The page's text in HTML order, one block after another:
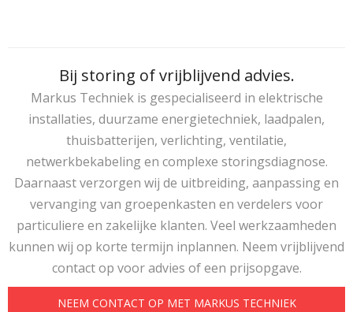
Bij storing of vrijblijvend advies.
Markus Techniek is gespecialiseerd in elektrische
installaties, duurzame energietechniek, laadpalen,
thuisbatterijen, verlichting, ventilatie,
netwerkbekabeling en complexe storingsdiagnose.
Daarnaast verzorgen wij de uitbreiding, aanpassing en
vervanging van groepenkasten en verdelers voor
particuliere en zakelijke klanten. Veel werkzaamheden
kunnen wij op korte termijn inplannen. Neem vrijblijvend
contact op voor advies of een prijsopgave.
NEEM CONTACT OP MET MARKUS TECHNIEK